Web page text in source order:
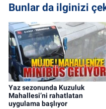
Bunlar da ilginizi
Yaz sezonunda Kuzuluk
Mahallesi’ni rahatlatan
uygulama başlıyor